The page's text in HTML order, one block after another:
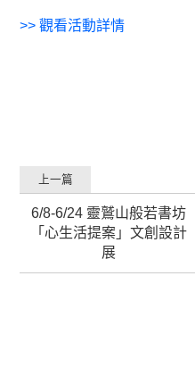
>> 觀看活動詳情
6/8-6/24 靈鷲山般若書坊
「心生活提案」文創設計
展
上一篇